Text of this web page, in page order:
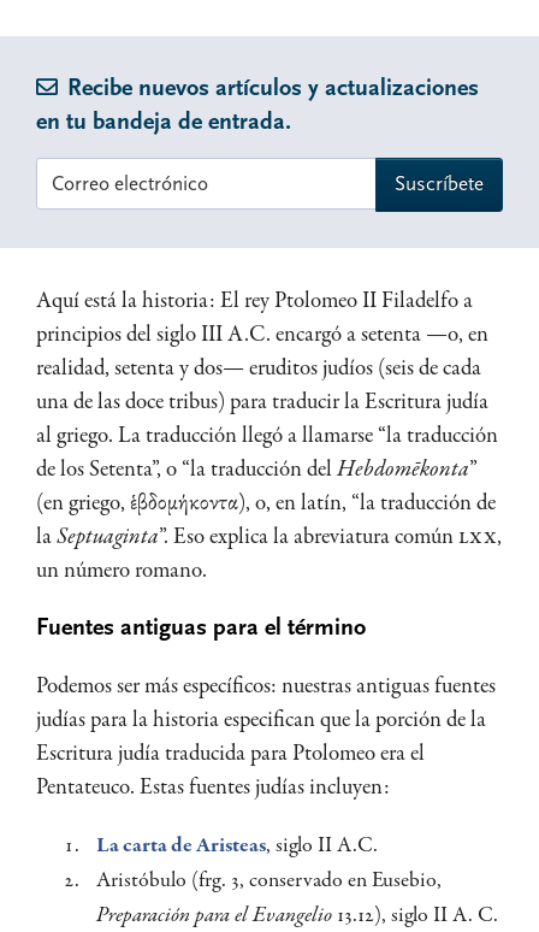
Recibe nuevos artículos y actualizaciones
en tu bandeja de entrada.
Aquí está la historia: El rey Ptolomeo II Filadelfo a
principios del siglo III A.C. encargó a setenta —o, en
realidad, setenta y dos— eruditos judíos (seis de cada
una de las doce tribus) para traducir la Escritura judía
al griego. La traducción llegó a llamarse “la traducción
de los Setenta”, o “la traducción delHebdomēkonta”
(en griego, ἑβδομήκοντα), o, en latín, “la traducción de
laSeptuaginta”. Eso explica la abreviatura comúnLXX,
un número romano.
Fuentes antiguas para el término
Podemos ser más específicos: nuestras antiguas fuentes
judías para la historia especifican que la porción de la
Escritura judía traducida para Ptolomeo era el
Pentateuco. Estas fuentes judías incluyen:
La carta de Aristeas, siglo II A.C.
Aristóbulo (frg. 3, conservado en Eusebio,
Preparación para el Evangelio 13.12), siglo II A. C.